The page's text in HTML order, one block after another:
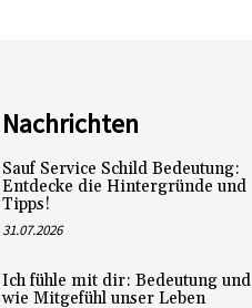
Nachrichten
Sauf Service Schild Bedeutung:
Entdecke die Hintergründe und
Tipps!
31.07.2026
Ich fühle mit dir: Bedeutung und
wie Mitgefühl unser Leben